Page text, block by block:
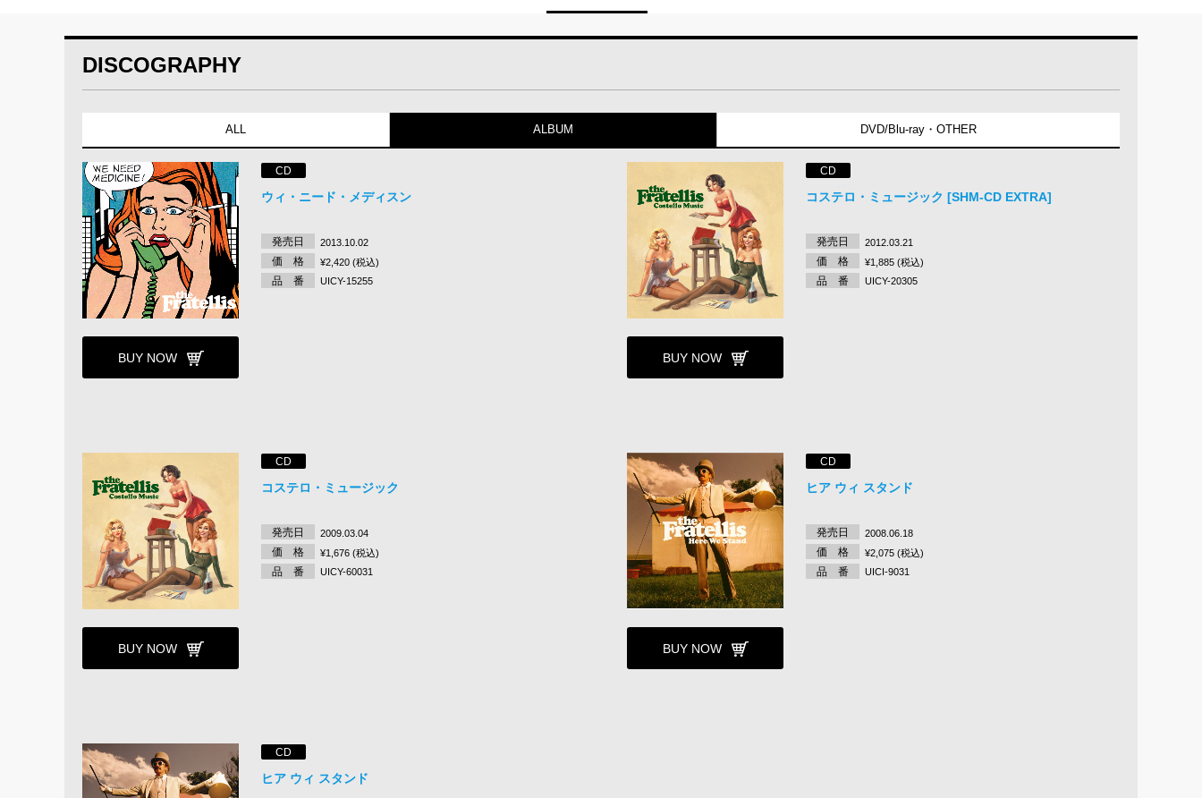
DISCOGRAPHY
ALL ALBUM DVD/Blu-ray・OTHER
BUY NOW
CD
ウィ・ニード・メディスン
発売日 2013.10.02
価 格 ¥2,420 (税込)
品 番 UICY-15255
BUY NOW
CD
コステロ・ミュージック [SHM-CD EXTRA]
発売日 2012.03.21
価 格 ¥1,885 (税込)
品 番 UICY-20305
BUY NOW
CD
コステロ・ミュージック
発売日 2009.03.04
価 格 ¥1,676 (税込)
品 番 UICY-60031
BUY NOW
CD
ヒア ウィ スタンド
発売日 2008.06.18
価 格 ¥2,075 (税込)
品 番 UICI-9031
CD
ヒア ウィ スタンド